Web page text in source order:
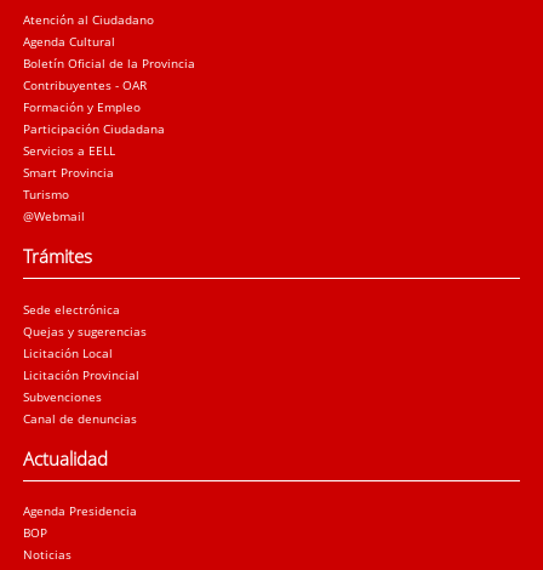
Atención al Ciudadano
Agenda Cultural
Boletín Oficial de la Provincia
Contribuyentes - OAR
Formación y Empleo
Participación Ciudadana
Servicios a EELL
Smart Provincia
Turismo
@Webmail
Trámites
Sede electrónica
Quejas y sugerencias
Licitación Local
Licitación Provincial
Subvenciones
Canal de denuncias
Actualidad
Agenda Presidencia
BOP
Noticias